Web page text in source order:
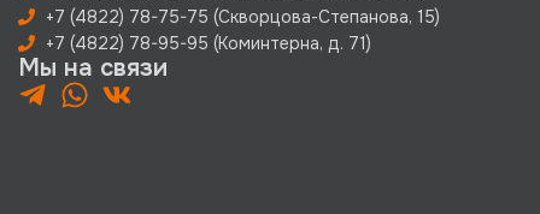
+7 (4822) 78-75-75 (Скворцова-Степанова, 15)
+7 (4822) 78-95-95 (Коминтерна, д. 71)
Мы на связи